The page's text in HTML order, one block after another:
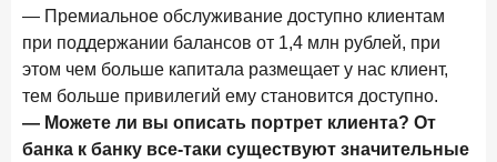
ПОДПИСАТЬСЯ
Я согласен с условиями обработки данных
— Премиальное обслуживание доступно клиентам
при поддержании балансов от 1,4 млн рублей, при
этом чем больше капитала размещает у нас клиент,
тем больше привилегий ему становится доступно.
— Можете ли вы описать портрет клиента? От
банка к банку все-таки существуют значительные